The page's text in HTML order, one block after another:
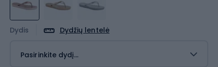
Dydis Dydžių lentelė
Pasirinkite dydį...